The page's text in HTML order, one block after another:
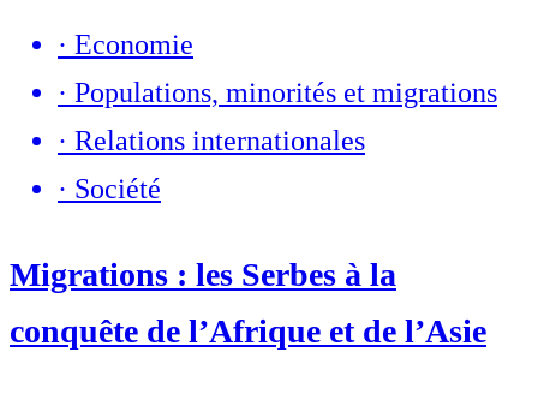
· Economie
· Populations, minorités et migrations
· Relations internationales
· Société
Migrations : les Serbes à la
conquête de l’Afrique et de l’Asie